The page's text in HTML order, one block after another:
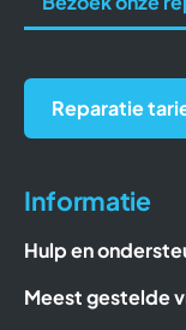
Informatie
Hulp en
Meest gestelde
Reparatie